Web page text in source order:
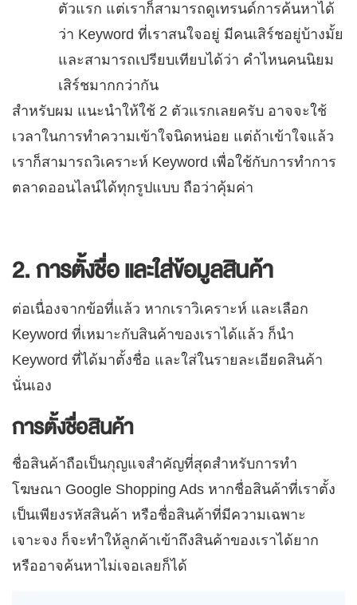
ตัวแรก แต่เราก็สามารถดูเทรนด์การค้นหาได้
ว่า Keyword ที่เราสนใจอยู่ มีคนเสิร์ชอยู่บ้างมั้ย
และสามารถเปรียบเทียบได้ว่า คำไหนคนนิยม
เสิร์ชมากกว่ากัน
สำหรับผม แนะนำให้ใช้ 2 ตัวแรกเลยครับ อาจจะใช้
เวลาในการทำความเข้าใจนิดหน่อย แต่ถ้าเข้าใจแล้ว
เราก็สามารถวิเคราะห์ Keyword เพื่อใช้กับการทำการ
ตลาดออนไลน์ได้ทุกรูปแบบ ถือว่าคุ้มค่า
2. การตั้งชื่อ และใส่ข้อมูลสินค้า
ต่อเนื่องจากข้อที่แล้ว หากเราวิเคราะห์ และเลือก
Keyword ที่เหมาะกับสินค้าของเราได้แล้ว ก็นำ
Keyword ที่ได้มาตั้งชื่อ และใส่ในรายละเอียดสินค้า
นั่นเอง
การตั้งชื่อสินค้า
ชื่อสินค้าถือเป็นกุญแจสำคัญที่สุดสำหรับการทำ
โฆษณา Google Shopping Ads หากชื่อสินค้าที่เราตั้ง
เป็นเพียงรหัสสินค้า หรือชื่อสินค้าที่มีความเฉพาะ
เจาะจง ก็จะทำให้ลูกค้าเข้าถึงสินค้าของเราได้ยาก
หรืออาจค้นหาไม่เจอเลยก็ได้